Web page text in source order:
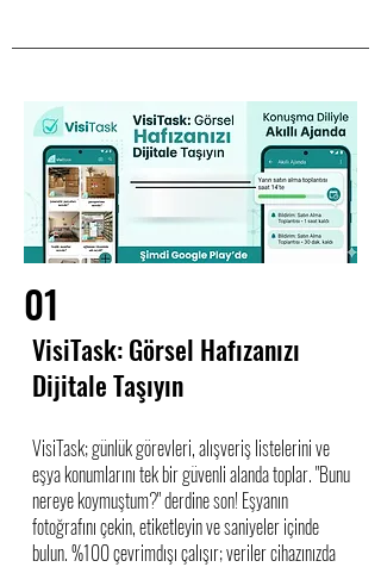
01
VisiTask: Görsel Hafızanızı
Dijitale Taşıyın
VisiTask; günlük görevleri, alışveriş listelerini ve
eşya konumlarını tek bir güvenli alanda toplar. "Bunu
nereye koymuştum?" derdine son! Eşyanın
fotoğrafını çekin, etiketleyin ve saniyeler içinde
bulun. %100 çevrimdışı çalışır; veriler cihazınızda